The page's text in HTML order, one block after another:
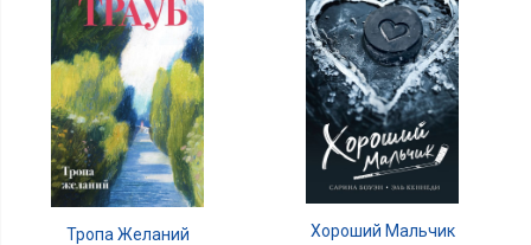
Тропа Желаний Хороший Мальчик